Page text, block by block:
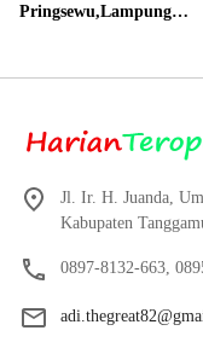
Pringsewu,Lampung
Jl. Ir. H. Juanda,
Kabupaten
0897-8132-663,